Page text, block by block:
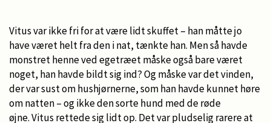
Vitus var ikke fri for at være lidt skuffet – han måtte jo
have været helt fra den i nat, tænkte han. Men så havde
monstret henne ved egetræet måske også bare været
noget, han havde bildt sig ind? Og måske var det vinden,
der var sust om hushjørnerne, som han havde kunnet høre
om natten – og ikke den sorte hund med de røde
øjne. Vitus rettede sig lidt op. Det var pludselig rarere at